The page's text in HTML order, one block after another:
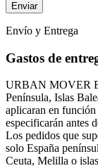
Envío y Entrega
Gastos de
URBAN MOVER
Península, Islas
aplicaran en
especificarán antes
Los pedidos que
solo España
Ceuta, Melilla o